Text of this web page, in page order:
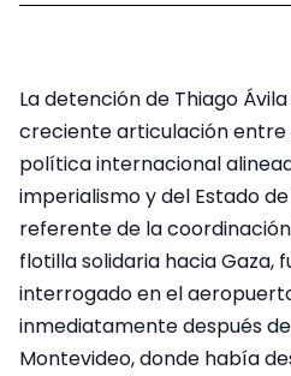
La detención de Thiago
creciente articulación
política internacional
imperialismo y del Estado
referente de la
flotilla solidaria hacia Gaza,
interrogado en el
inmediatamente después
Montevideo, donde había